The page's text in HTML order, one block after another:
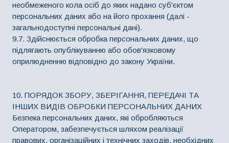
необмеженого кола осіб до яких надано суб'єктом
персональних даних або на його прохання (далі -
загальнодоступні персональні дані).
9.7. Здійснюється обробка персональних даних, що
підлягають опублікуванню або обов'язковому
оприлюдненню відповідно до закону України.
10. ПОРЯДОК ЗБОРУ, ЗБЕРІГАННЯ, ПЕРЕДАЧІ ТА
ІНШИХ ВИДІВ ОБРОБКИ ПЕРСОНАЛЬНИХ ДАНИХ
Безпека персональних даних, які обробляються
Оператором, забезпечується шляхом реалізації
правових, організаційних і технічних заходів, необхідних